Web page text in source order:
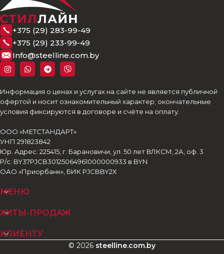
+375 (29) 283-99-49
+375 (29) 233-99-49
Info@steelline.com.by
Информация о ценах и услугах на сайте не является публичной
офертой и носит ознакомительный характер; окончательные
условия фиксируются в договоре и счёте на оплату.
ООО «МЕТСТАНДАРТ»
УНП 291823842
Юр. Адрес: 225415, г. Барановичи, ул. 50 лет ВЛКСМ, 2А, оф. 3
Р/с: BY37PJCB30125064961000000933 в BYN
ОАО «Приорбанк», БИК PJCBBY2X
МЕНЮ
ХИТЫ-ПРОДАЖ
КЛИЕНТУ
© 2026 steelline.com.by